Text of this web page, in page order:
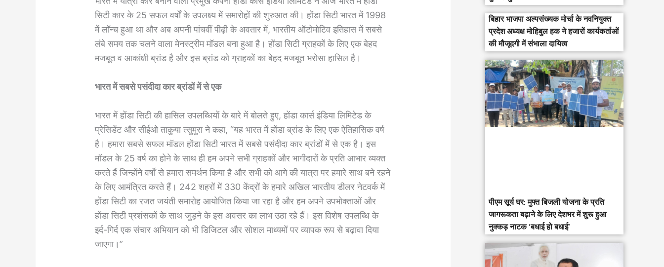
सिटी कार के 25 सफल वर्षों के उपलक्ष्य में समारोहों की शुरुआत की। होंडा सिटी भारत में 1998
में लॉन्च हुआ था और अब अपनी पांचवीं पीढ़ी के अवतार में, भारतीय ऑटोमोटिव इतिहास में सबसे
लंबे समय तक चलने वाला मेनस्ट्रीम मॉडल बना हुआ है। होंडा सिटी ग्राहकों के लिए एक बेहद
मजबूत व आकांक्षी ब्रांड है और इस ब्रांड को ग्राहकों का बेहद मजबूत भरोसा हासिल है।
भारत में सबसे पसंदीदा कार ब्रांडों में से एक
भारत में होंडा सिटी की हासिल उपलब्धियों के बारे में बोलते हुए, होंडा कार्स इंडिया लिमिटेड के
प्रेसिडेंट और सीईओ ताकुया त्सुमुरा ने कहा, “यह भारत में होंडा ब्रांड के लिए एक ऐतिहासिक वर्ष
है। हमारा सबसे सफल मॉडल होंडा सिटी भारत में सबसे पसंदीदा कार ब्रांडों में से एक है। इस
मॉडल के 25 वर्ष का होने के साथ ही हम अपने सभी ग्राहकों और भागीदारों के प्रति आभार व्यक्त
करते हैं जिन्होंने वर्षों से हमारा समर्थन किया है और सभी को आगे की यात्रा पर हमारे साथ बने रहने
के लिए आमंत्रित करते हैं। 242 शहरों में 330 केंद्रों के हमारे अखिल भारतीय डीलर नेटवर्क में
होंडा सिटी का रजत जयंती समारोह आयोजित किया जा रहा है और हम अपने उपभोक्ताओं और
होंडा सिटी प्रशंसकों के साथ जुड़ने के इस अवसर का लाभ उठा रहे हैं। इस विशेष उपलब्धि के
इर्द-गिर्द एक संचार अभियान को भी डिजिटल और सोशल माध्यमों पर व्यापक रूप से बढ़ावा दिया
जाएगा।”
बिहार भाजपा अल्पसंख्यक मोर्चा के नवनियुक्त
प्रदेश अध्यक्ष मोहिबुल हक ने हजारों कार्यकर्ताओं
की मौजूदगी में संभाला दायित्व
पीएम सूर्य घर: मुफ्त बिजली योजना के प्रति
जागरूकता बढ़ाने के लिए देशभर में शुरू हुआ
नुक्कड़ नाटक ‘बधाई हो बधाई’